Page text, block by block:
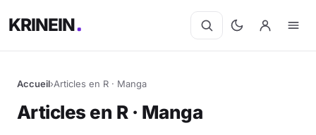
KRINEIN
Accueil›Articles en R · Manga
Articles en R · Manga